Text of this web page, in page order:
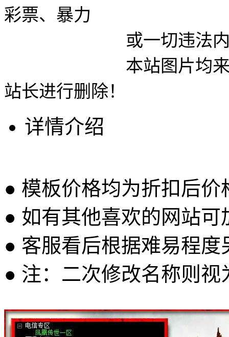
彩票、暴力
或一切违法内容使用
本站图片均来自网络
站长进行删除！
详情介绍
● 模板价格均为折扣后
● 如有其他喜欢的网站可
● 客服看后根据难易程
● 注：二次修改名称则